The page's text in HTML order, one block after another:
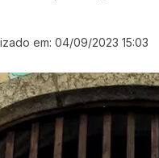
em: 04/09/2023 15:03